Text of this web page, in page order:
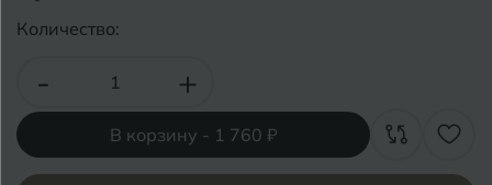
Количество:
- +
В корзину - 1 760 ₽
Смоленск
Сосновый Бор